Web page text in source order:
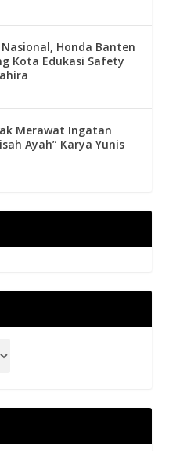
Honda Banten
Kota Edukasi Safety
Merawat Ingatan
Ayah” Karya Yunis